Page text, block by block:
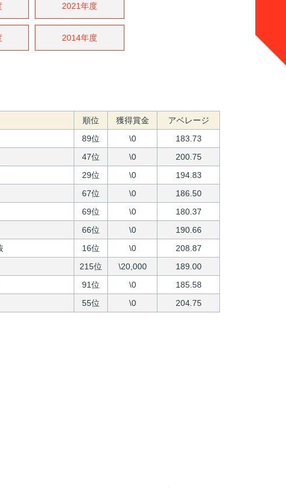
2021年度
2014年度
順位 獲得賞金
アベレージ
89位 \0
183.73
47位 \0
200.75
29位 \0
194.83
67位 \0
186.50
69位 \0
180.37
66位 \0
190.66
16位 \0
208.87
215位 \20,000
189.00
91位 \0
185.58
55位 \0 204.75